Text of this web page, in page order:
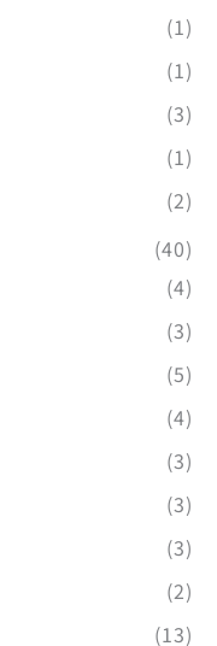
(1)
(1)
(3)
(1)
(2)
(40)
(4)
(3)
(5)
(4)
(3)
(3)
(3)
(2)
(13)